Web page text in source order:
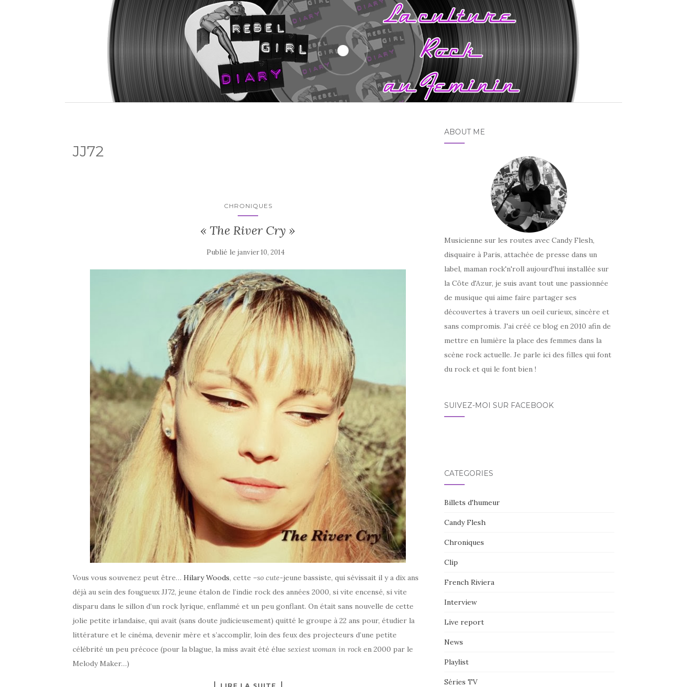
JJ72
CHRONIQUES
« The River Cry »
Publié le janvier 10, 2014
Vous vous souvenez peut être… Hilary Woods, cette –so cute-jeune bassiste, qui sévissait il y a dix ans
déjà au sein des fougueux JJ72, jeune étalon de l’indie rock des années 2000, si vite encensé, si vite
disparu dans le sillon d’un rock lyrique, enflammé et un peu gonflant. On était sans nouvelle de cette
jolie petite irlandaise, qui avait (sans doute judicieusement) quitté le groupe à 22 ans pour, étudier la
littérature et le cinéma, devenir mère et s’accomplir, loin des feux des projecteurs d’une petite
célébrité un peu précoce (pour la blague, la miss avait été élue sexiest woman in rock en 2000 par le
Melody Maker…)
LIRE LA SUITE
ABOUT ME
Musicienne sur les routes avec Candy Flesh,
disquaire à Paris, attachée de presse dans un
label, maman rock'n'roll aujourd'hui installée sur
la Côte d'Azur, je suis avant tout une passionnée
de musique qui aime faire partager ses
découvertes à travers un oeil curieux, sincère et
sans compromis. J'ai créé ce blog en 2010 afin de
mettre en lumière la place des femmes dans la
scène rock actuelle. Je parle ici des filles qui font
du rock et qui le font bien !
SUIVEZ-MOI SUR FACEBOOK
CATÉGORIES
Billets d'humeur
Candy Flesh
Chroniques
Clip
French Riviera
Interview
Live report
News
Playlist
Séries TV